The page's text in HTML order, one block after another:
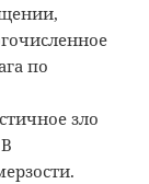
по
зло